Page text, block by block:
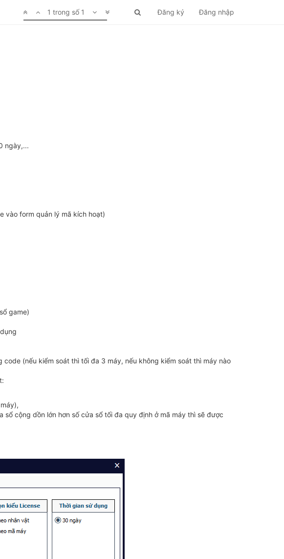
Đăng ký Đăng nhập
1 trong số 1
ngày,...
vào form quản lý mã kích hoạt)
game)
(nếu kiểm soát thì tối đa 3 máy, nếu không kiểm soát thì máy nào
cộng dồn lớn hơn số cửa sổ tối đa quy định ở mã máy thì sẽ được